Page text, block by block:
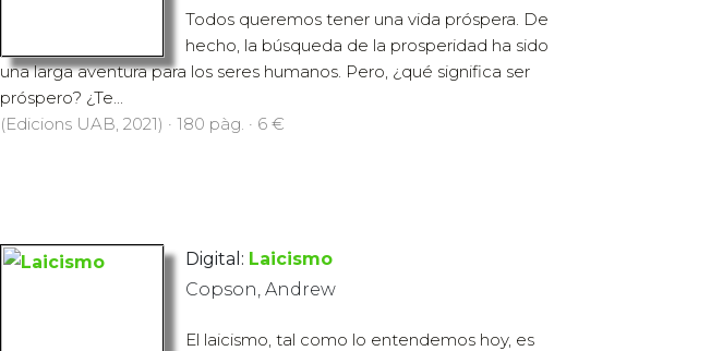
Todos queremos tener una vida próspera. De
hecho, la búsqueda de la prosperidad ha sido
una larga aventura para los seres humanos. Pero, ¿qué significa ser
próspero? ¿Te...
(Edicions UAB, 2021) · 180 pàg. · 6 €
Digital: Laicismo
Copson, Andrew
El laicismo, tal como lo entendemos hoy, es